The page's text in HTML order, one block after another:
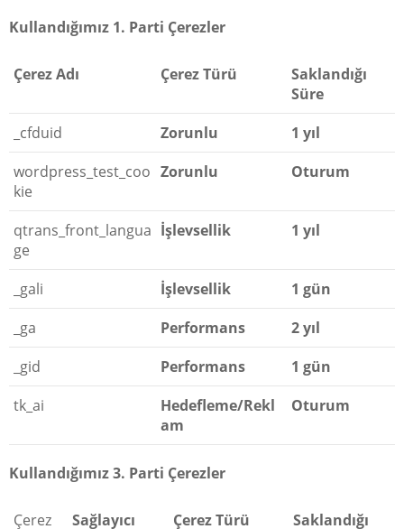
Kullandığımız 1. Parti Çerezler
Çerez Adı Çerez Türü
Saklandığı
Süre
_cfduid
Zorunlu
1 yıl
wordpress_test_coo
kie
Zorunlu Oturum
qtrans_front_langua
ge
İşlevsellik 1 yıl
_gali İşlevsellik
1 gün
_ga
Performans
2 yıl
_gid
Performans
1 gün
tk_ai
Hedefleme/Rekl
am
Oturum
Kullandığımız 3. Parti Çerezler
Çerez
Sağlayıcı Çerez Türü
Saklandığı